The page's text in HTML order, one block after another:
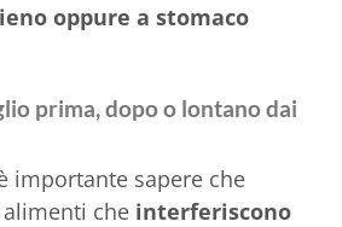
oppure a stomaco
prima, dopo o lontano dai
importante sapere che
che interferiscono